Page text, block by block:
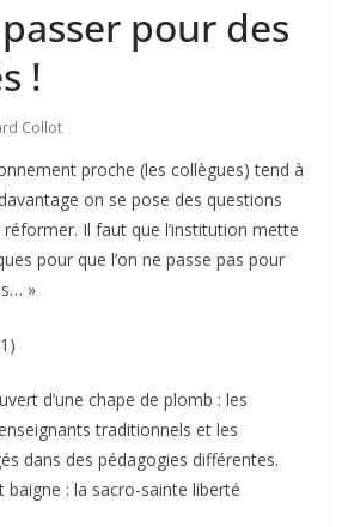
pour des
!
Collot
proche (les collègues) tend à
on se pose des questions
réformer. Il faut que l’institution mette
pour que l’on ne passe pas pour
»
d’une chape de plomb : les
traditionnels et les
dans des pédagogies différentes.
: la sacro-sainte liberté